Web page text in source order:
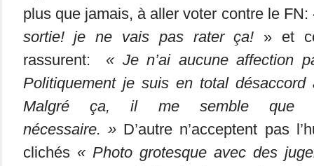
plus que jamais, à aller voter contre le
sortie! je ne vais pas rater ça! » et
rassurent: « Je n’ai aucune affection
Politiquement je suis en total
Malgré ça, il me semble que
nécessaire. » D’autre n’acceptent pas
clichés« Photo grotesque avec des